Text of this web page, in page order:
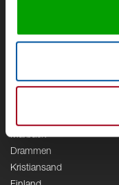
Kontor
Stockholm
Marbäck
Drammen
Kristiansand